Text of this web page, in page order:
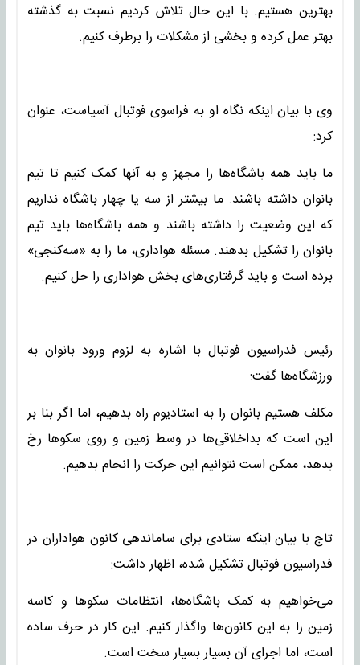
بهترین هستیم. با این حال تلاش کردیم نسبت به گذشته
بهتر عمل کرده و بخشی از مشکلات را برطرف کنیم.
وی با بیان اینکه نگاه او به فراسوی فوتبال آسیاست، عنوان
کرد:
ما باید همه باشگاه‌ها را مجهز و به آنها کمک کنیم تا تیم
بانوان داشته باشند. ما بیشتر از سه یا چهار باشگاه نداریم
که این وضعیت را داشته باشند و همه باشگاه‌ها باید تیم
بانوان را تشکیل بدهند. مسئله هواداری، ما را به «سه‌کنجی»
برده است و باید گرفتاری‌های بخش هواداری را حل کنیم.
رئیس فدراسیون فوتبال با اشاره به لزوم ورود بانوان به
ورزشگاه‌ها گفت:
مکلف هستیم بانوان را به استادیوم راه بدهیم، اما اگر بنا بر
این است که بداخلاقی‌ها در وسط زمین و روی سکوها رخ
بدهد، ممکن است نتوانیم این حرکت را انجام بدهیم.
تاج با بیان اینکه ستادی برای ساماندهی کانون هواداران در
فدراسیون فوتبال تشکیل شده، اظهار داشت:
می‌خواهیم به کمک باشگاه‌ها، انتظامات سکوها و کاسه
زمین را به این کانون‌ها واگذار کنیم. این کار در حرف ساده
است، اما اجرای آن بسیار بسیار سخت است.